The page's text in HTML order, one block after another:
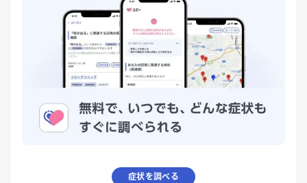
症状を調べる